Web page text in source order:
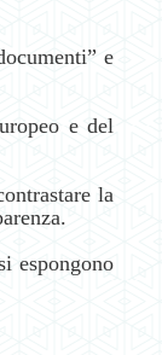
e
e del
la
espongono